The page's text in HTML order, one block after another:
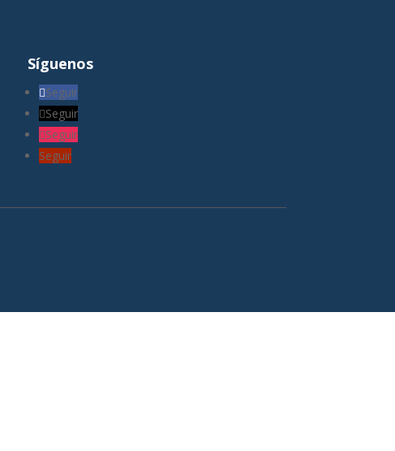
Síguenos
Seguir
Seguir
Seguir
Seguir